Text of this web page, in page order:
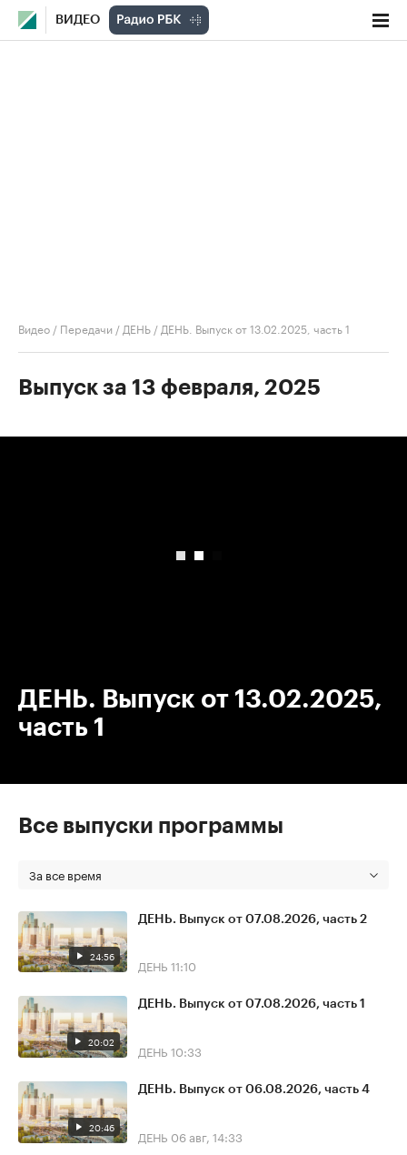
ВИДЕО
Видео / Передачи / ДЕНЬ / ДЕНЬ. Выпуск от 13.02.2025, часть 1
Выпуск за 13 февраля, 2025
ДЕНЬ. Выпуск от 13.02.2025,
часть 1
Все выпуски программы
За все время
24:56
ДЕНЬ. Выпуск от 07.08.2026, часть 2
ДЕНЬ 11:10
20:02
ДЕНЬ. Выпуск от 07.08.2026, часть 1
ДЕНЬ 10:33
20:46
ДЕНЬ. Выпуск от 06.08.2026, часть 4
ДЕНЬ 06 авг, 14:33